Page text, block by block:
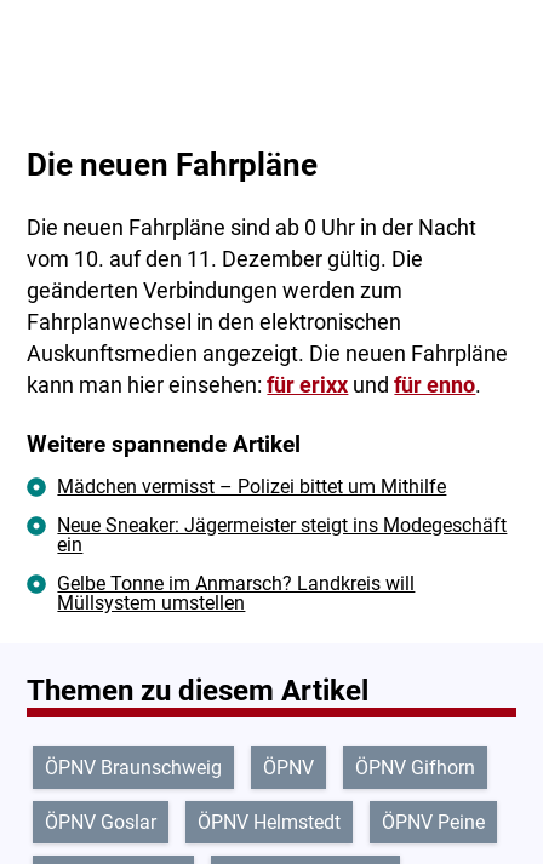
Die neuen Fahrpläne
Die neuen Fahrpläne sind ab 0 Uhr in der Nacht
vom 10. auf den 11. Dezember gültig. Die
geänderten Verbindungen werden zum
Fahrplanwechsel in den elektronischen
Auskunftsmedien angezeigt. Die neuen Fahrpläne
kann man hier einsehen:für erixx undfür enno.
Weitere spannende Artikel
Mädchen vermisst – Polizei bittet um Mithilfe
Neue Sneaker: Jägermeister steigt ins Modegeschäft
ein
Gelbe Tonne im Anmarsch? Landkreis will
Müllsystem umstellen
Themen zu diesem Artikel
ÖPNV Braunschweig ÖPNV ÖPNV Gifhorn
ÖPNV Goslar ÖPNV Helmstedt ÖPNV Peine